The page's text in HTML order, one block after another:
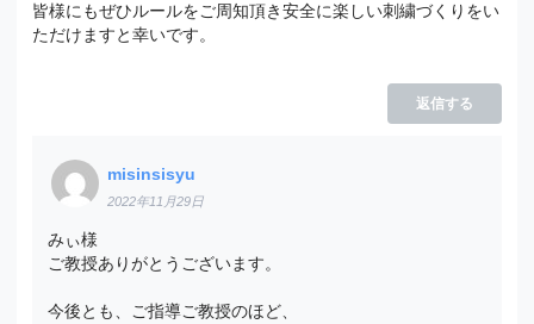
皆様にもぜひルールをご周知頂き安全に楽しい刺繍づくりをい
ただけますと幸いです。
返信する
misinsisyu
2022年11月29日
みぃ様
ご教授ありがとうございます。
今後とも、ご指導ご教授のほど、